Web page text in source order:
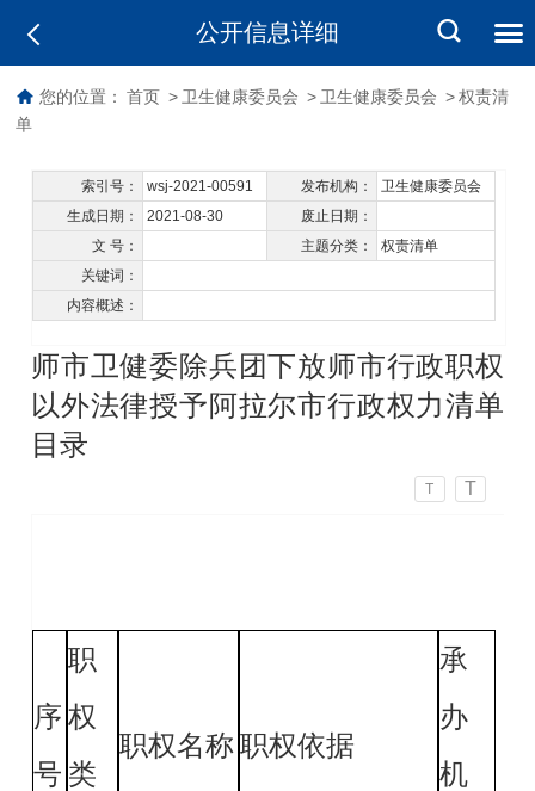
公开信息详细
您的位置： 首页 > 卫生健康委员会 > 卫生健康委员会 > 权责清
单
索引号： wsj-2021-00591 发布机构：
卫生健康委员会
生成日期：
2021-08-30
废止日期：
文 号：
主题分类：
权责清单
关键词：
内容概述：
师市卫健委除兵团下放师市行政职权
以外法律授予阿拉尔市行政权力清单
目录
T T
序
号
职
权
类
职权名称职权依据
承
办
机